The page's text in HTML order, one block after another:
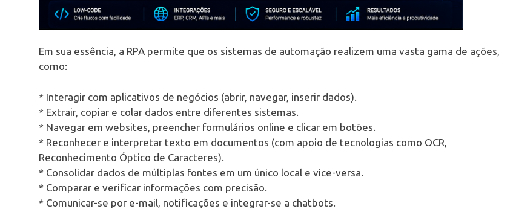
Em sua essência, a RPA permite que os sistemas de automação realizem uma vasta gama de ações,
como:
* Interagir com aplicativos de negócios (abrir, navegar, inserir dados).
* Extrair, copiar e colar dados entre diferentes sistemas.
* Navegar em websites, preencher formulários online e clicar em botões.
* Reconhecer e interpretar texto em documentos (com apoio de tecnologias como OCR,
Reconhecimento Óptico de Caracteres).
* Consolidar dados de múltiplas fontes em um único local e vice-versa.
* Comparar e verificar informações com precisão.
* Comunicar-se por e-mail, notificações e integrar-se a chatbots.